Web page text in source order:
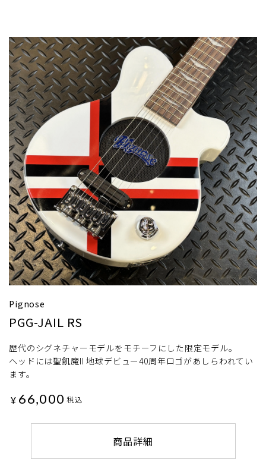
Pignose
PGG-JAIL RS
歴代のシグネチャーモデルをモチーフにした限定モデル。
ヘッドには聖飢魔II 地球デビュー40周年ロゴがあしらわれてい
ます。
¥ 66,000 税込
商品詳細